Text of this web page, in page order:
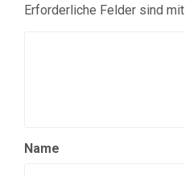
Erforderliche Felder sind mit
Name